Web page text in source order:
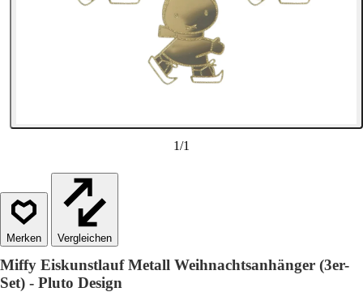
1/1
Vergleichen
Miffy Eiskunstlauf Metall Weihnachtsanhänger (3er-
Set) - Pluto Design